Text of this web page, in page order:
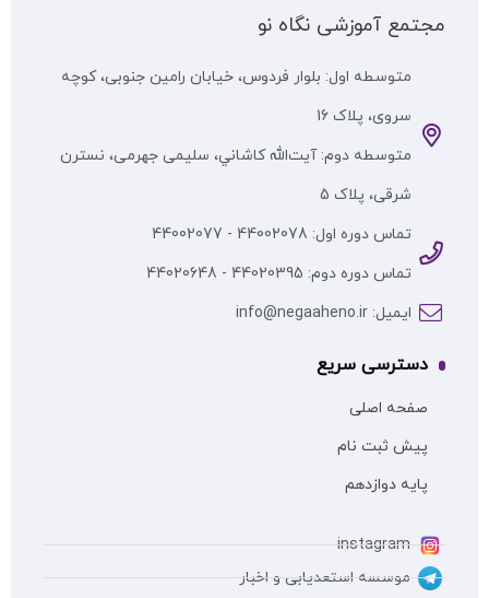
مجتمع آموزشی نگاه نو
متوسطه اول: بلوار فردوس، خیابان رامین جنوبی، کوچه
سروی، پلاک 16
متوسطه دوم: آيت‌الله كاشاني، سلیمی جهرمی، نسترن
شرقی، پلاک 5
تماس دوره اول: 44002078 - 44002077
تماس دوره دوم: 44020395 - 44020648
ایمیل: info@negaaheno.ir
دسترسی سریع
صفحه اصلی
پیش ثبت نام
پایه دوازدهم
instagram
موسسه استعدیابی و اخبار